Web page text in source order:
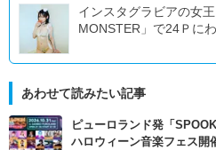
インスタグラビアの女
MONSTER」で24Ｐに
あわせて読みたい記事
ピューロランド発「
ハロウィーン音楽フェス開